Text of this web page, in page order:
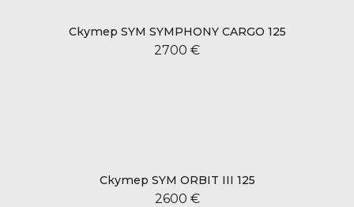
Скутер SYM SYMPHONY CARGO 125
2700 €
Скутер SYM ORBIT III 125
2600 €